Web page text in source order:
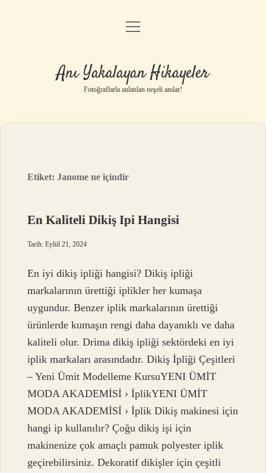
Anasayfa
Yasal Uyarı
menüyü
Anı Yakalayan Hikayeler
Fotoğraflarla anlatılan neşeli anılar!
Etiket:Janome ne içindir
En Kaliteli Dikiş Ipi Hangisi
Tarih: Eylül 21, 2024
En iyi dikiş ipliği hangisi? Dikiş ipliği
markalarının ürettiği iplikler her kumaşa
uygundur. Benzer iplik markalarının ürettiği
ürünlerde kumaşın rengi daha dayanıklı ve daha
kaliteli olur. Drima dikiş ipliği sektördeki en iyi
iplik markaları arasındadır. Dikiş İpliği Çeşitleri
– Yeni Ümit Modelleme KursuYENI ÜMİT
MODA AKADEMİSİ › İplikYENI ÜMİT
MODA AKADEMİSİ › İplik Dikiş makinesi için
hangi ip kullanılır? Çoğu dikiş işi için
makinenize çok amaçlı pamuk polyester iplik
geçirebilirsiniz. Dekoratif dikişler için çeşitli